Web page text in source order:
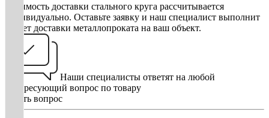
Стоимость доставки стального круга рассчитывается
индивидуально. Оставьте заявку и наш специалист выполнит
расчет доставки металлопроката на ваш объект.
Наши специалисты ответят на любой
интересующий вопрос по товару
Задать вопрос